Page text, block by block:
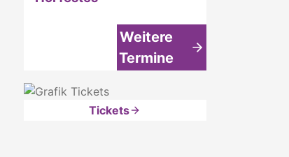
Weitere
Termine
Tickets